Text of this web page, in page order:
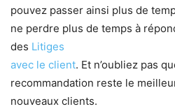
pouvez passer ainsi plus de
ne perdre plus de temps à
des Litiges
avec le client. Et n’oubliez pas
recommandation reste le
nouveaux clients.